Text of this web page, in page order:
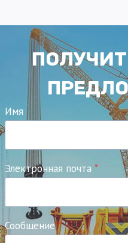
Имя
Электронная почта *
Сообщение *